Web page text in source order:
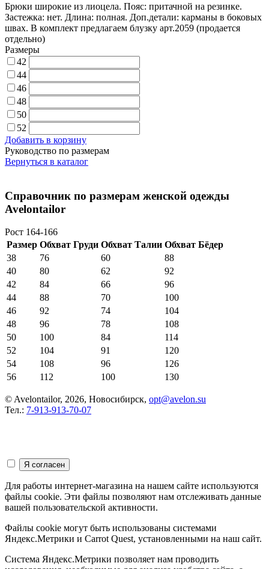
Брюки широкие из лиоцела. Пояс: притачной на резинке.
Застежка: нет. Длина: полная. Доп.детали: карманы в боковых
швах. В комплект предлагаем блузку арт.2059 (продается
отдельно)
Размеры
42
44
46
48
50
52
Добавить в корзину
Руководство по размерам
Вернуться в каталог
Справочник по размерам женской одежды
Avelontailor
Рост 164-166
Размер Обхват Груди Обхват Талии Обхват Бёдер
38
76 60
88
40
80 62
92
42
84 66
96
44
88 70
100
46
92 74
104
48
96 78
108
50
100 84
114
52
104 91
120
54
108 96
126
56
112 100 130
© Avelontailor, 2026, Новосибирск, opt@avelon.su
Тел.: 7-913-913-70-07
Для работы интернет-магазина на нашем сайте используются
файлы cookie. Эти файлы позволяют нам отслеживать данные
вашей пользовательской активности.
Файлы cookie могут быть использованы системами
Яндекс.Метрики и Carrot Quest, установленными на наш сайт.
Система Яндекс.Метрики позволяет нам проводить